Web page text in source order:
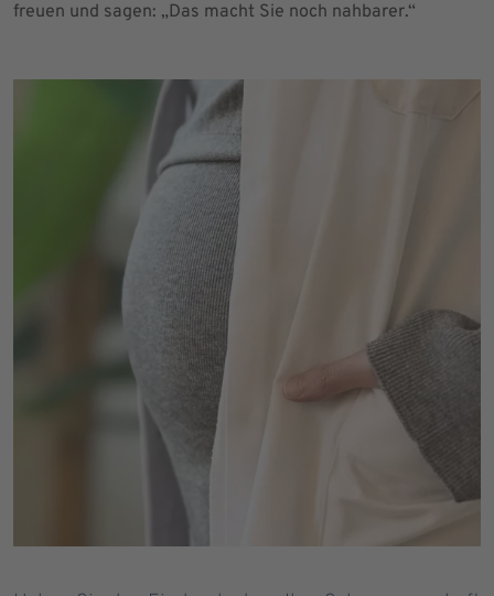
freuen und sagen: „Das macht Sie noch nahbarer.“